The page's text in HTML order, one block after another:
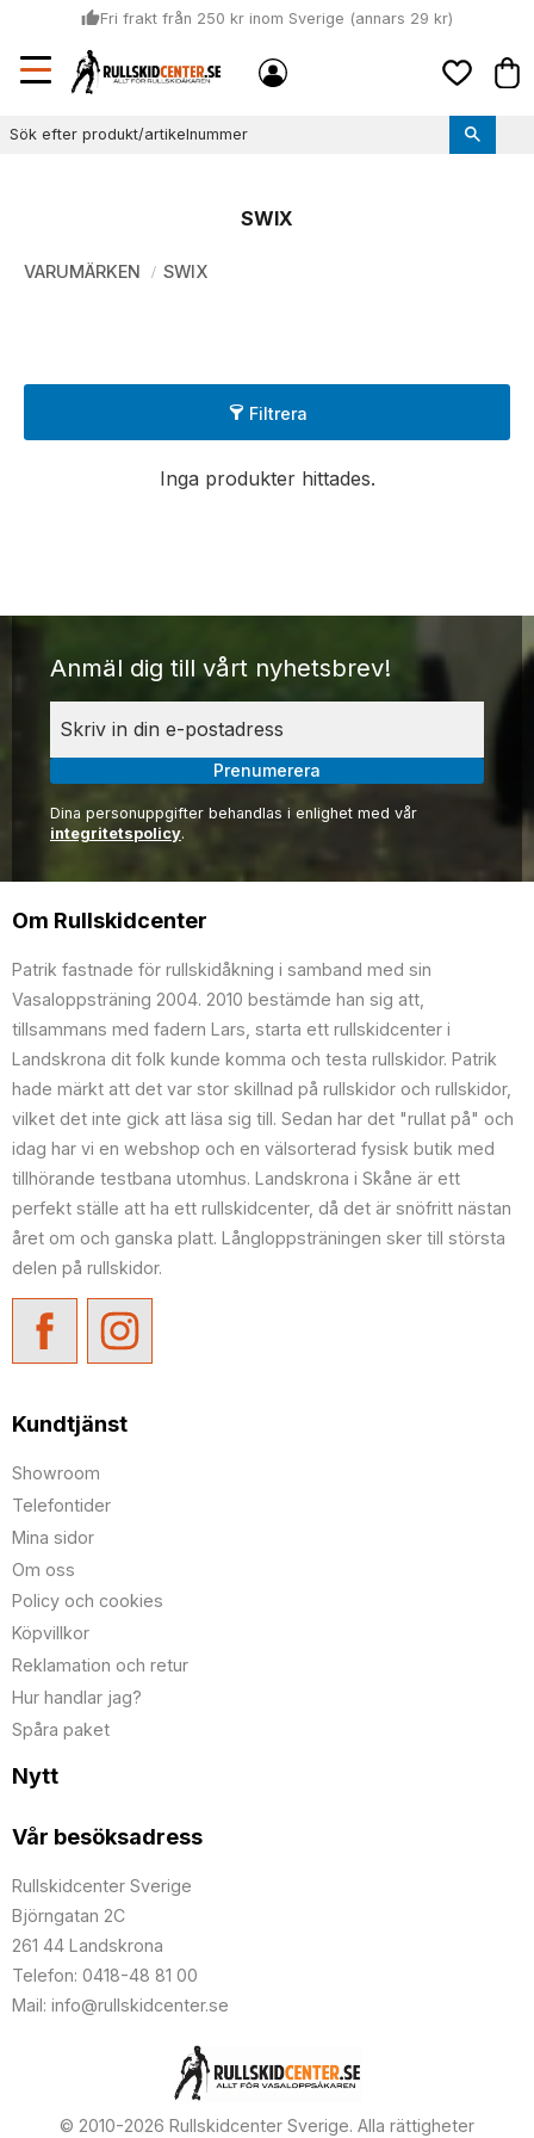
Meny
thumb_upFri frakt från 250 kr inom Sverige (annars 29 kr)
local_shipping
Sommar: Beställ innan kl 11:00 (mån-ons) och vi skickar lagervaror
samma dag
SWIX
VARUMÄRKEN SWIX
Filtrera
Inga produkter hittades.
Anmäl dig till vårt nyhetsbrev!
Prenumerera
Dina personuppgifter behandlas i enlighet med vår
integritetspolicy.
Om Rullskidcenter
Patrik fastnade för rullskidåkning i samband med sin
Vasaloppsträning 2004. 2010 bestämde han sig att,
tillsammans med fadern Lars, starta ett rullskidcenter i
Landskrona dit folk kunde komma och testa rullskidor. Patrik
hade märkt att det var stor skillnad på rullskidor och rullskidor,
vilket det inte gick att läsa sig till. Sedan har det "rullat på" och
idag har vi en webshop och en välsorterad fysisk butik med
tillhörande testbana utomhus. Landskrona i Skåne är ett
perfekt ställe att ha ett rullskidcenter, då det är snöfritt nästan
året om och ganska platt. Långloppsträningen sker till största
delen på rullskidor.
Kundtjänst
Showroom
Telefontider
Mina sidor
Om oss
Policy och cookies
Köpvillkor
Reklamation och retur
Hur handlar jag?
Spåra paket
Nytt
Vår besöksadress
Rullskidcenter Sverige
Björngatan 2C
261 44 Landskrona
Telefon: 0418-48 81 00
Mail: info@rullskidcenter.se
© 2010-2026 Rullskidcenter Sverige. Alla rättigheter